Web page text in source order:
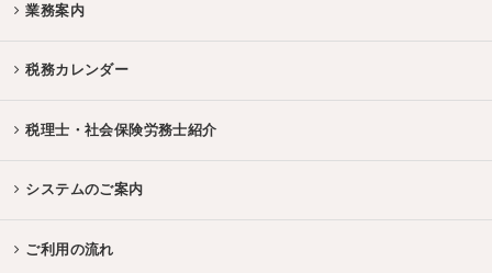
業務案内
税務カレンダー
税理士・社会保険労務士紹介
システムのご案内
ご利用の流れ